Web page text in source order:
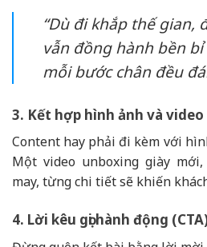
“Dù đi khắp thế gian,
vẫn đồng hành bền
mỗi bước chân đều
3. Kết hợp hình ảnh và
Content hay phải đi kèm với
Một video unboxing giày
may, từng chi tiết sẽ khiến
4. Lời kêu gọi hành động